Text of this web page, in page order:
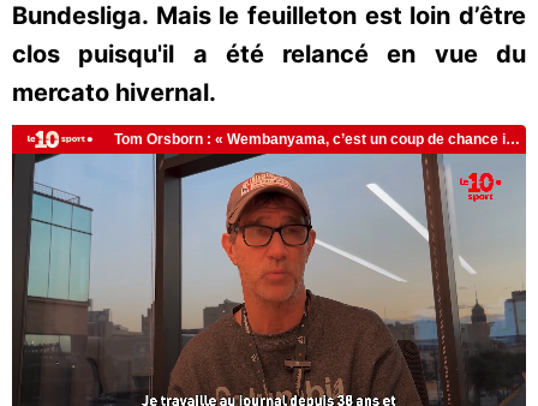
Bundesliga. Mais le feuilleton est loin d’être
clos puisqu'il a été relancé en vue du
mercato hivernal.